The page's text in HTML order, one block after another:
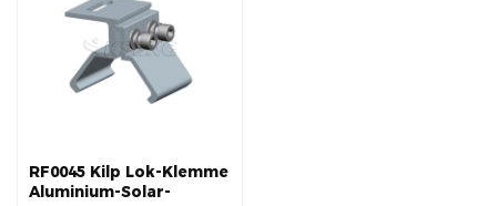
RF0045 Kilp Lok-Klemme
Aluminium-Solar-